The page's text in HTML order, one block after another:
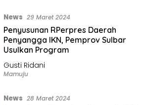
News 29 Maret 2024
Penyusunan RPerpres Daerah
Penyangga IKN, Pemprov Sulbar
Usulkan Program
Gusti Ridani
Mamuju
News 28 Maret 2024